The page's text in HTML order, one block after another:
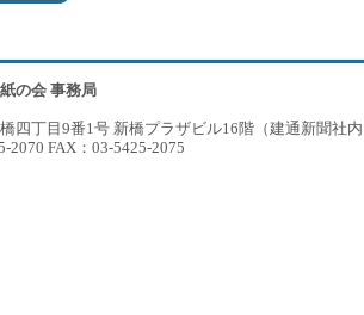
の会 事務局
四丁目9番1号 新橋プラザビル16階（建通新聞社
2070 FAX：03-5425-2075